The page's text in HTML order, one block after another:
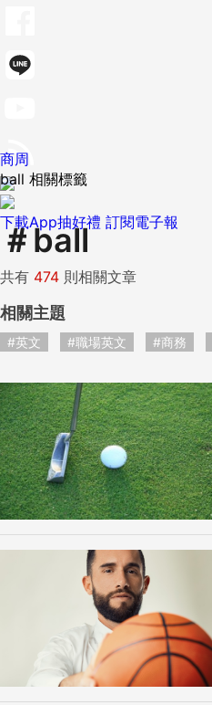
下載App抽好禮 訂閱電子報
商周
ball 相關標籤
＃ball
共有 474 則相關文章
相關主題
#英文 #職場英文 #商務